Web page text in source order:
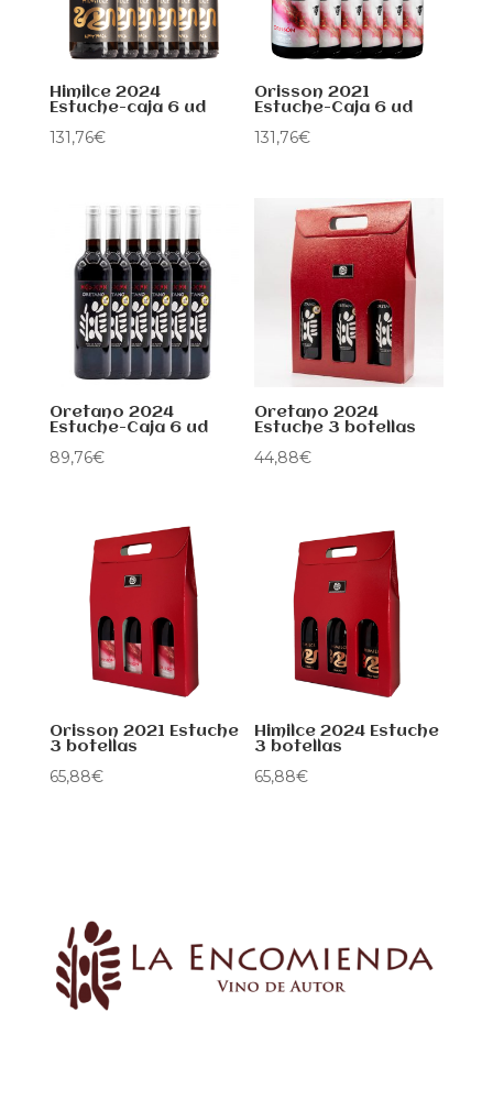
Himilce 2024
Estuche-caja 6 ud
131,76€
Orisson 2021
Estuche-Caja 6 ud
131,76€
Oretano 2024
Estuche-Caja 6 ud
89,76€
Oretano 2024
Estuche 3 botellas
44,88€
Orisson 2021 Estuche
3 botellas
65,88€
Himilce 2024 Estuche
3 botellas
65,88€